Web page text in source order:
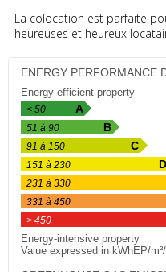
La colocation est parfaite
heureuses et heureux
ENERGY PERFORMANCE
Energy-efficient property
< 50 A
51 à 90 B
91 à 150 C
151 à 230 D
231 à 330
331 à 450
> 450
Energy-intensive property
Value expressed in kWhEP/